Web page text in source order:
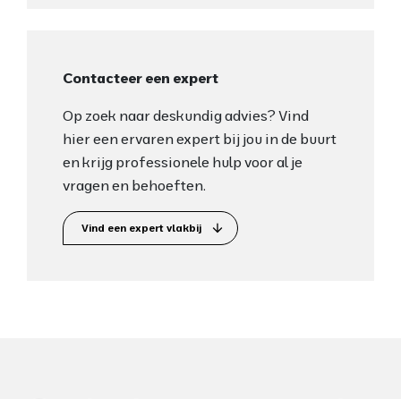
Contacteer een expert
Op zoek naar deskundig advies? Vind
hier een ervaren expert bij jou in de buurt
en krijg professionele hulp voor al je
vragen en behoeften.
Vind een expert vlakbij arrow_downward